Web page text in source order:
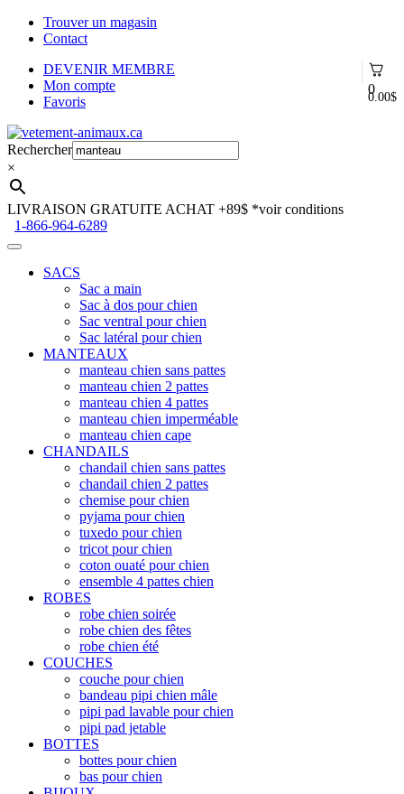
Trouver un magasin
Contact
0
0.00$
DEVENIR MEMBRE
Mon compte
Favoris
Aller
à
la
navigation
Aller
au
contenu
Rechercher
×
LIVRAISON GRATUITE ACHAT +89$ *voir conditions
1-866-964-6289
SACS
Sac a main
Sac à dos pour chien
Sac ventral pour chien
Sac latéral pour chien
MANTEAUX
manteau chien sans pattes
manteau chien 2 pattes
manteau chien 4 pattes
manteau chien imperméable
manteau chien cape
CHANDAILS
chandail chien sans pattes
chandail chien 2 pattes
chemise pour chien
pyjama pour chien
tuxedo pour chien
tricot pour chien
coton ouaté pour chien
ensemble 4 pattes chien
ROBES
robe chien soirée
robe chien des fêtes
robe chien été
COUCHES
couche pour chien
bandeau pipi chien mâle
pipi pad lavable pour chien
pipi pad jetable
BOTTES
bottes pour chien
bas pour chien